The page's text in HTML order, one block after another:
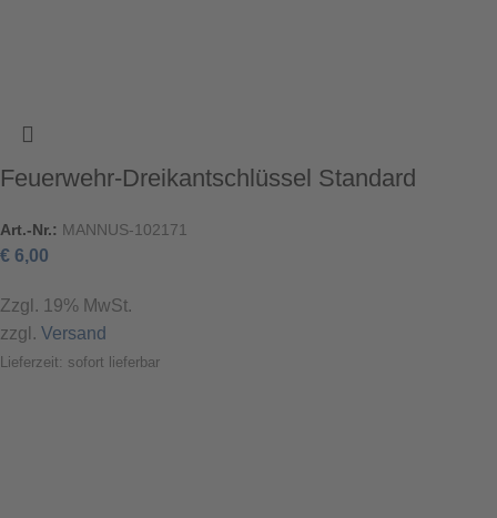
Feuerwehr-Dreikantschlüssel Standard
Art.-Nr.: MANNUS-102171
€ 6,00
Zzgl. 19% MwSt.
zzgl. Versand
Lieferzeit: sofort lieferbar